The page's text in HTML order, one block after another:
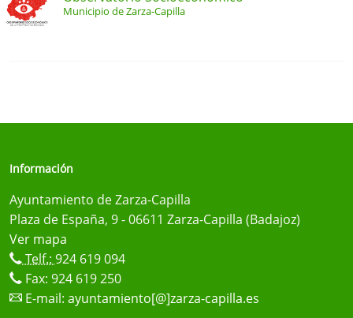
Municipio de Zarza-Capilla
Información
Ayuntamiento de Zarza-Capilla
Plaza de España, 9 - 06611 Zarza-Capilla (Badajoz)
Ver mapa
Telf.: 924 619 094
Fax: 924 619 250
E-mail: ayuntamiento[@]zarza-capilla.es